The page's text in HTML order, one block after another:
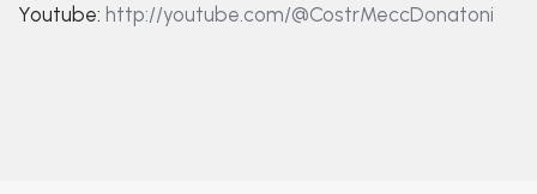
Youtube: http://youtube.com/@CostrMeccDonatoni